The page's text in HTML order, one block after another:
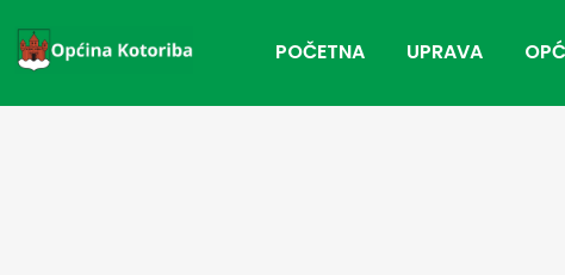
POČETNA UPRAVA